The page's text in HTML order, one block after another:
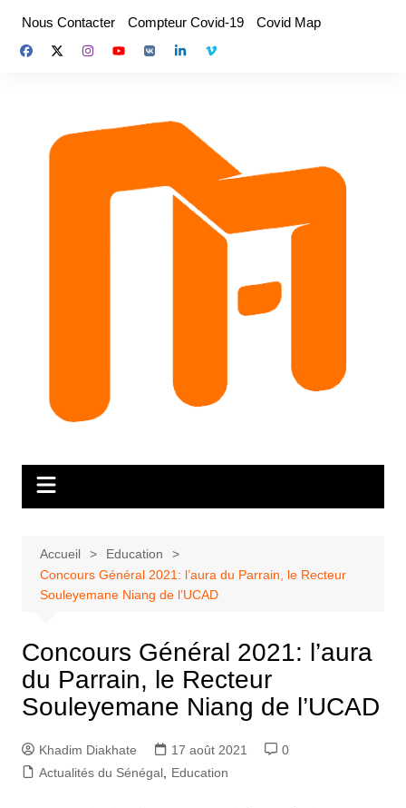
contenu
Nous Contacter Compteur Covid-19 Covid Map
Accueil
Education
Concours Général 2021: l’aura du Parrain, le Recteur
Souleyemane Niang de l’UCAD
Concours Général 2021: l’aura
du Parrain, le Recteur
Souleyemane Niang de l’UCAD
Khadim Diakhate 17 août 2021
0
Actualités du Sénégal, Education